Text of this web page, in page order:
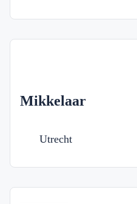
Mikkelaar
Utrecht